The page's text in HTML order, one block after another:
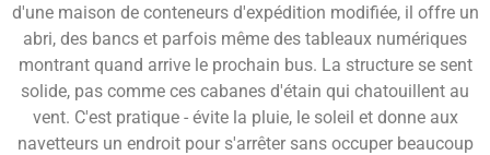
d'une maison de conteneurs d'expédition modifiée, il offre un
abri, des bancs et parfois même des tableaux numériques
montrant quand arrive le prochain bus. La structure se sent
solide, pas comme ces cabanes d'étain qui chatouillent au
vent. C'est pratique - évite la pluie, le soleil et donne aux
navetteurs un endroit pour s'arrêter sans occuper beaucoup